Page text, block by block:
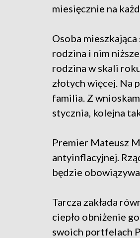
miesięcznie na
Osoba
rodzina i nim
rodzina w skali
złotych więcej. Na
familia. Z
stycznia, kolejna
Premier Mateusz
antyinflacyjnej.
będzie
Tarcza zakłada
ciepło obniżenie
swoich portfelach